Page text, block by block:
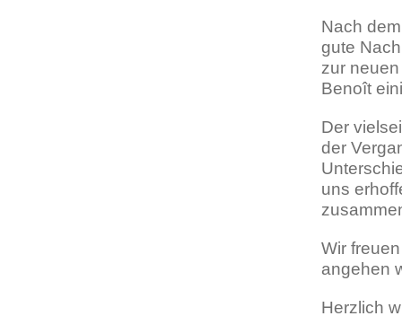
Nach
gute
zur
Benoît
Der
der
uns
Wir
angehen
Herzlich